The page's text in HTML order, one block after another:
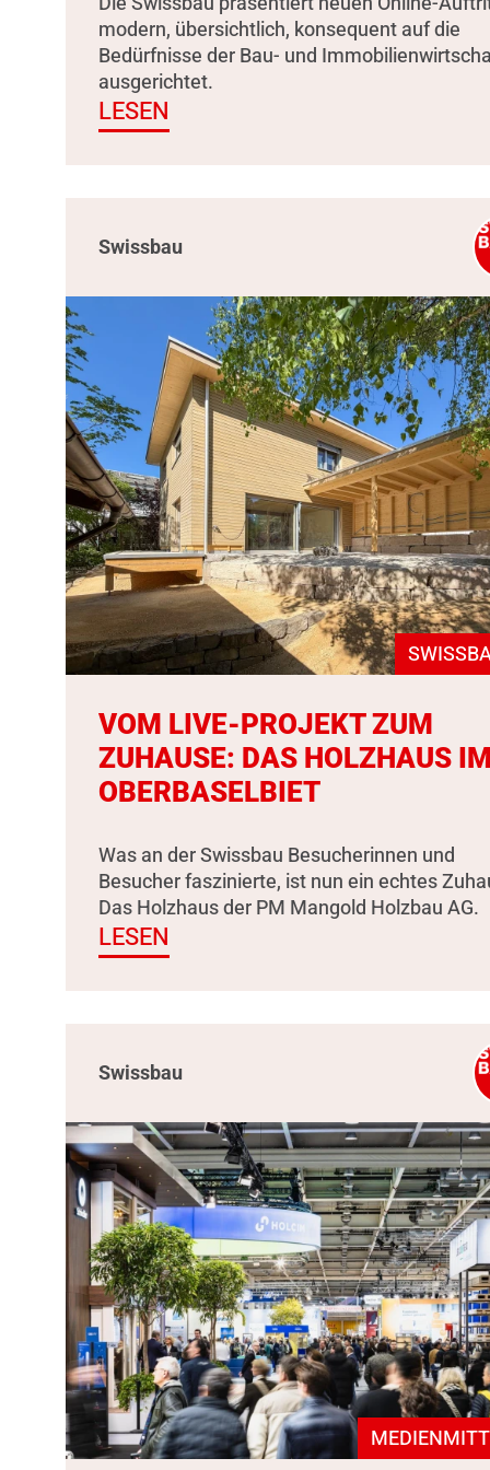
modern, übersichtlich, konsequent auf die
Bedürfnisse der Bau- und
ausgerichtet.
LESEN
Swissbau
VOM LIVE-PROJEKT ZUM
ZUHAUSE: DAS HOLZHAUS
OBERBASELBIET
Was an der Swissbau Besucherinnen und
Besucher faszinierte, ist nun ein echtes
Das Holzhaus der PM Mangold Holzbau AG.
LESEN
Swissbau